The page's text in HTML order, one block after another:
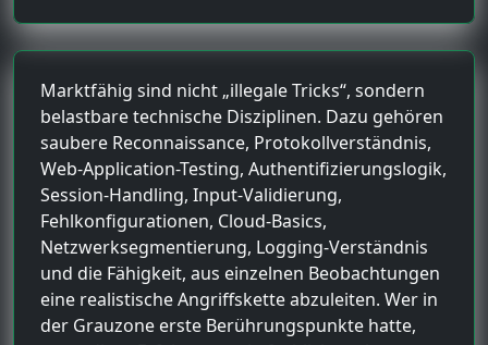
Marktfähig sind nicht „illegale Tricks“, sondern
belastbare technische Disziplinen. Dazu gehören
saubere Reconnaissance, Protokollverständnis,
Web-Application-Testing, Authentifizierungslogik,
Session-Handling, Input-Validierung,
Fehlkonfigurationen, Cloud-Basics,
Netzwerksegmentierung, Logging-Verständnis
und die Fähigkeit, aus einzelnen Beobachtungen
eine realistische Angriffskette abzuleiten. Wer in
der Grauzone erste Berührungspunkte hatte,